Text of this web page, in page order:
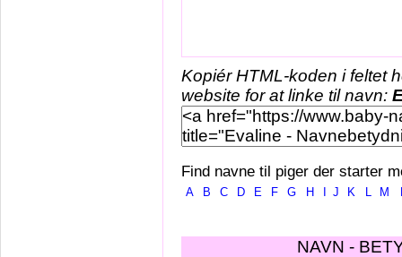
Kopiér HTML-koden i feltet
website for at linke til navn:
Find navne til piger der starter
A B C D E F G H J K L M
NAVN -